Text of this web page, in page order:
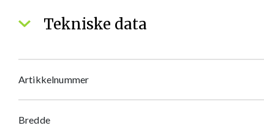
Tekniske data
Artikkelnummer
Bredde